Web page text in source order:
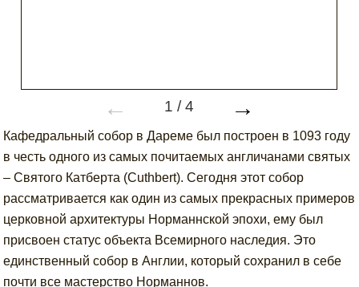
← 1 /4 →
Кафедральный собор в Дареме был построен в 1093 году
в честь одного из самых почитаемых англичанами святых
– Святого Катберта (Cuthbert). Сегодня этот собор
рассматривается как один из самых прекрасных примеров
церковной архитектуры Норманнской эпохи, ему был
присвоен статус объекта Всемирного наследия. Это
единственный собор в Англии, который сохранил в себе
почти все мастерство Норманнов.